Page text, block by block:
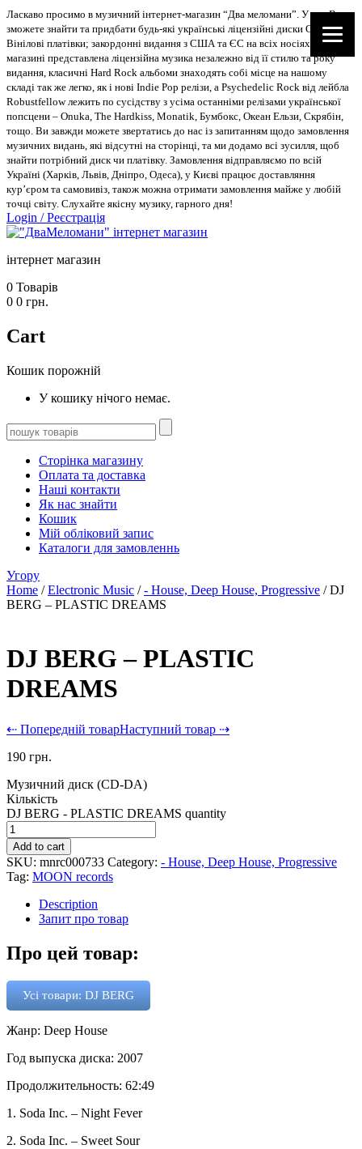
Ласкаво просимо в музичний інтернет-магазин “Два меломани”. У нас Ви
зможете знайти та придбати будь-які українські ліцензійні диски CD, DVD,
Вінілові платівки; закордонні видання з США та ЄС на всіх носіях. В
магазині представлена ліцензійна музика незалежно від її стилю та року
видання, класичні Hard Rock альбоми знаходять собі місце на нашому
складі так же легко, як і нові Indie Pop релізи, а Psychedelic Rock від лейбла
Robustfellow лежить по сусідству з усіма останніми релізами української
попсцени – Onuka, The Hardkiss, Monatik, Бумбокс, Океан Ельзи, Скрябін,
тощо. Ви завжди можете звертатись до нас із запитанням щодо замовлення
музичних видань, які відсутні на сторінці, та ми додамо всі зусилля, щоб
знайти потрібний диск чи платівку. Замовлення відправляємо по всій
Україні (Харків, Львів, Дніпро, Одеса), у Києві працює доставляння
кур’єром та самовивіз, також можна отримати замовлення майже у любій
точці світу. Слухайте якісну музику, гарного дня!
Login /Реєстрація
інтернет магазин
0 Товарів
0 0 грн.
Cart
Кошик порожній
У кошику нічого немає.
Сторінка магазину
Оплата та доставка
Наші контакти
Як нас знайти
Кошик
Мій обліковий запис
Каталоги для замовленнь
Угору
Home /Electronic Music /- House, Deep House, Progressive / DJ
BERG – PLASTIC DREAMS
DJ BERG – PLASTIC
DREAMS
⇠ Попередній товарНаступний товар ⇢
190 грн.
Музичний диск (CD-DA)
Кількість
DJ BERG - PLASTIC DREAMS quantity
Add to cart
SKU: mnrc000733 Category: - House, Deep House, Progressive
Tag: MOON records
Description
Запит про товар
Про цей товар:
Усі товари: DJ BERG
Жанр: Deep House
Год выпуска диска: 2007
Продолжительность: 62:49
1. Soda Inc. – Night Fever
2. Soda Inc. – Sweet Sour